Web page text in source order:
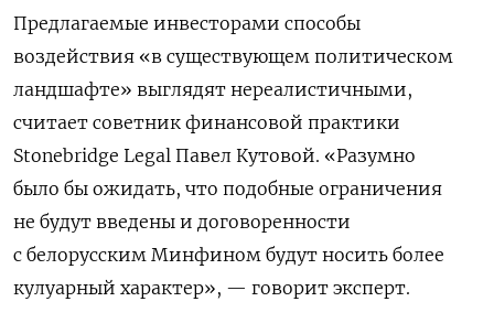
Предлагаемые инвесторами способы
воздействия «в существующем политическом
ландшафте» выглядят нереалистичными,
считает советник финансовой практики
Stonebridge Legal Павел Кутовой. «Разумно
было бы ожидать, что подобные ограничения
не будут введены и договоренности
с белорусским Минфином будут носить более
кулуарный характер», — говорит эксперт.